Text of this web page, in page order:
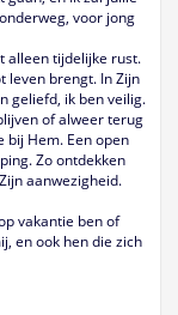
voor jong
alleen tijdelijke rust.
leven brengt. In Zijn
geliefd, ik ben veilig.
of alweer terug
bij Hem. Een open
Zo ontdekken
aanwezigheid.
vakantie ben of
en ook hen die zich